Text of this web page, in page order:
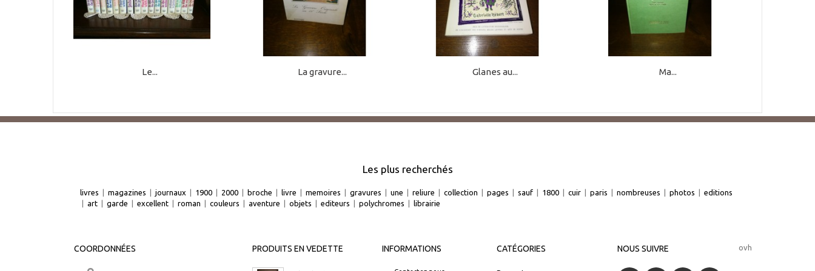
Le... La gravure... Glanes au... Ma...
Les plus recherchés
livres | magazines | journaux | 1900 | 2000 | broche | livre | memoires | gravures | une | reliure | collection | pages | sauf | 1800 | cuir | paris | nombreuses | photos | editions
| art | garde | excellent | roman | couleurs | aventure | objets | editeurs | polychromes | librairie
COORDONNÉES PRODUITS EN VEDETTE INFORMATIONS CATÉGORIES NOUS SUIVRE ovh